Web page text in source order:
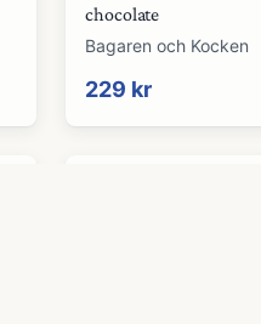
chocolate
Bagaren och Kocken
229 kr